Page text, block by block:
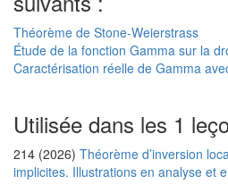
Théorème de Stone-Weierstrass
Étude de la fonction Gamma sur la
Caractérisation réelle de Gamma
Utilisée dans les 1
214 (2026) Théorème d’inversion
implicites. Illustrations en analyse et